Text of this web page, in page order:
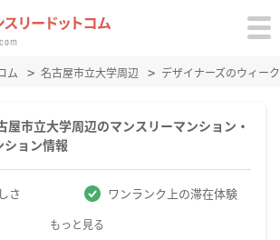
ム 名古屋市立大学周辺 デザイナーズのウィー
屋市立大学周辺のマンスリーマンション・
ション情報
さ ワンランク上の滞在体験
もっと見る